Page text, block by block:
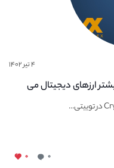
۴ تیر ۱۴۰۲
ارزهای دیجیتال می
۰ ۰